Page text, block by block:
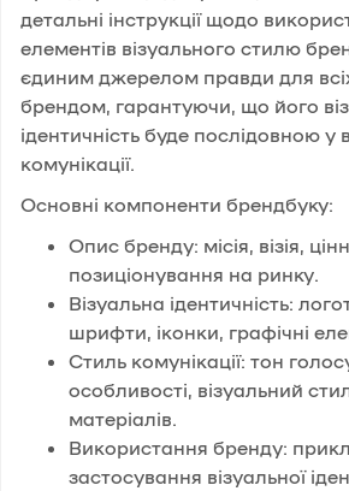
детальні інструкції щодо
елементів візуального стилю
єдиним джерелом правди для
брендом, гарантуючи, що його
ідентичність буде послідовною у
комунікації.
Основні компоненти брендбуку:
Опис бренду: місія, візія,
позиціонування на ринку.
Візуальна ідентичність:
шрифти, іконки, графічні
Стиль комунікації: тон
особливості, візуальний
матеріалів.
Використання бренду:
застосування візуальної